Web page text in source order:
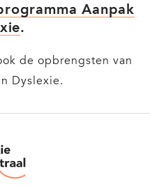
Aanpak
.
de opbrengsten van
Dyslexie.